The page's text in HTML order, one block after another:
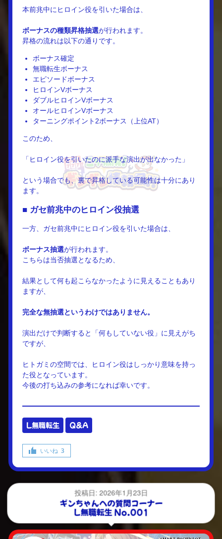
本前兆中にヒロイン役を引いた場合は、
ボーナスの種類昇格抽選が行われます。
昇格の流れは以下の通りです。
ボーナス確定
無職転生ボーナス
エピソードボーナス
ヒロインVボーナス
ダブルヒロインVボーナス
オールヒロインVボーナス
ターニングポイント2ボーナス（上位AT）
このため、
「ヒロイン役を引いたのに派手な演出が出なかった」
という場合でも、裏で昇格している可能性は十分にあり
ます。
■ ガセ前兆中のヒロイン役抽選
一方、ガセ前兆中にヒロイン役を引いた場合は、
ボーナス抽選が行われます。
こちらは当否抽選となるため、
結果として何も起こらなかったように見えることもあり
ますが、
完全な無抽選というわけではありません。
演出だけで判断すると「何もしていない役」に見えがち
ですが、
ヒトガミの空間では、ヒロイン役はしっかり意味を持っ
た役となっています。
今後の打ち込みの参考になれば幸いです。
L無職転生 Q&A
いいね 3
投稿日: 2026年1月23日
ギンちゃんへの質問コーナー
L無職転生 No.001